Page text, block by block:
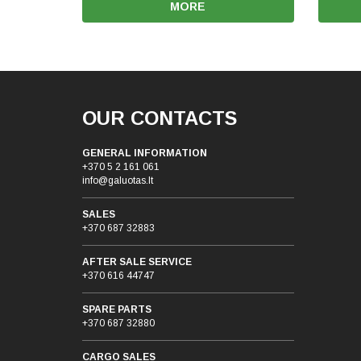
MORE
OUR CONTACTS
GENERAL INFORMATION
+370 5 2 161 061
info@galuotas.lt
SALES
+370 687 32883
AFTER SALE SERVICE
+370 616 44747
SPARE PARTS
+370 687 32880
CARGO SALES